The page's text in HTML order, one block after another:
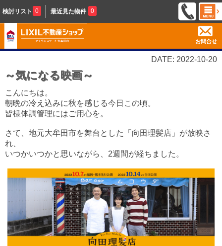
検討リスト 0 最近見た物件 0
お問合せ
DATE: 2022-10-20
～気になる映画～
こんにちは。
朝晩の冷え込みに秋を感じる今日この頃。
皆様体調管理にはご用心を。
さて、地元大牟田市を舞台とした「向田理髪店」が放映さ
れ、
いつかいつかと思いながら、2週間が経ちました。